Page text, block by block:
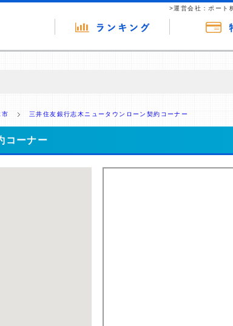
>運営会社：ポート
ています。
市 三井住友銀行志木ニュータウンローン契約コーナー
コーナー